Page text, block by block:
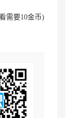
需要10金币)